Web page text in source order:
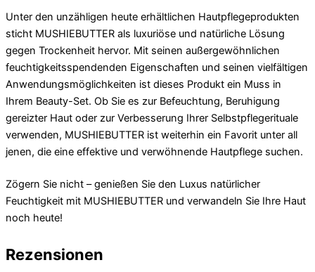
Unter den unzähligen heute erhältlichen Hautpflegeprodukten
sticht MUSHIEBUTTER als luxuriöse und natürliche Lösung
gegen Trockenheit hervor. Mit seinen außergewöhnlichen
feuchtigkeitsspendenden Eigenschaften und seinen vielfältigen
Anwendungsmöglichkeiten ist dieses Produkt ein Muss in
Ihrem Beauty-Set. Ob Sie es zur Befeuchtung, Beruhigung
gereizter Haut oder zur Verbesserung Ihrer Selbstpflegerituale
verwenden, MUSHIEBUTTER ist weiterhin ein Favorit unter all
jenen, die eine effektive und verwöhnende Hautpflege suchen.
Zögern Sie nicht – genießen Sie den Luxus natürlicher
Feuchtigkeit mit MUSHIEBUTTER und verwandeln Sie Ihre Haut
noch heute!
Rezensionen